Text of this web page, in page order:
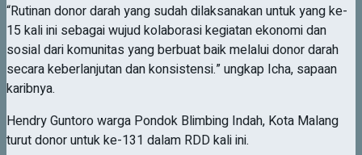
“Rutinan donor darah yang sudah dilaksanakan untuk yang ke-
15 kali ini sebagai wujud kolaborasi kegiatan ekonomi dan
sosial dari komunitas yang berbuat baik melalui donor darah
secara keberlanjutan dan konsistensi.” ungkap Icha, sapaan
karibnya.
Hendry Guntoro warga Pondok Blimbing Indah, Kota Malang
turut donor untuk ke-131 dalam RDD kali ini.